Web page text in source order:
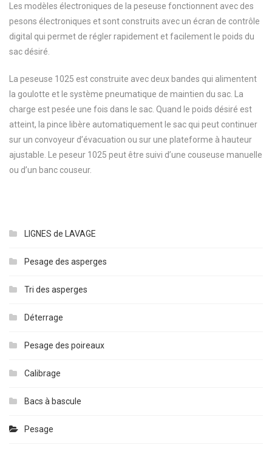
Les modèles électroniques de la peseuse fonctionnent avec des
pesons électroniques et sont construits avec un écran de contrôle
digital qui permet de régler rapidement et facilement le poids du
sac désiré.
La peseuse 1025 est construite avec deux bandes qui alimentent
la goulotte et le système pneumatique de maintien du sac. La
charge est pesée une fois dans le sac. Quand le poids désiré est
atteint, la pince libère automatiquement le sac qui peut continuer
sur un convoyeur d’évacuation ou sur une plateforme à hauteur
ajustable. Le peseur 1025 peut être suivi d’une couseuse manuelle
ou d’un banc couseur.
LIGNES de LAVAGE
Pesage des asperges
Tri des asperges
Déterrage
Pesage des poireaux
Calibrage
Bacs à bascule
Pesage